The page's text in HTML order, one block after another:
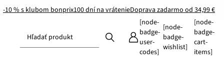
-10 % s klubom bonprix100 dní na vrátenieDoprava zadarmo od 34,99 €
Hľadať produkt
[node-
badge-
user-
codes]
[node-
badge-
wishlist]
[node-
badge-
cart-
items]